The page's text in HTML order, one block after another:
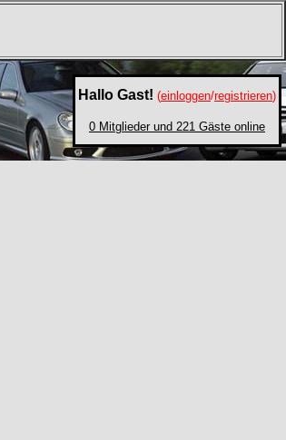
Hallo Gast! (einloggen/registrieren)
0 Mitglieder und 221 Gäste online